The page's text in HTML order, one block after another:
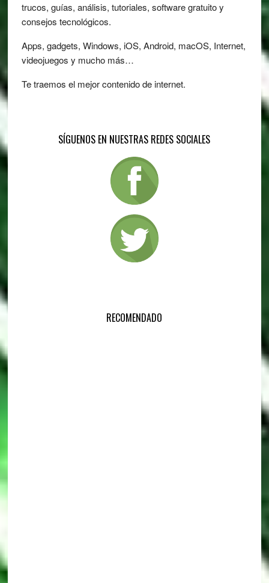
trucos, guías, análisis, tutoriales, software gratuito y
consejos tecnológicos.
Apps, gadgets, Windows, iOS, Android, macOS, Internet,
videojuegos y mucho más…
Te traemos el mejor contenido de internet.
SÍGUENOS EN NUESTRAS REDES SOCIALES
RECOMENDADO